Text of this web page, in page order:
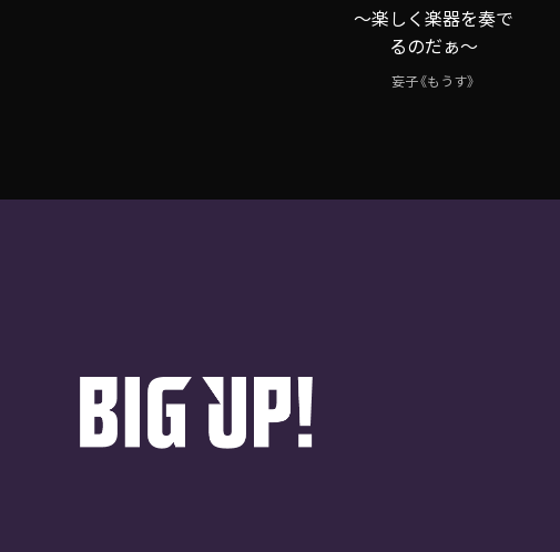
～楽しく楽器を奏で
るのだぁ～
妄子《もうす》